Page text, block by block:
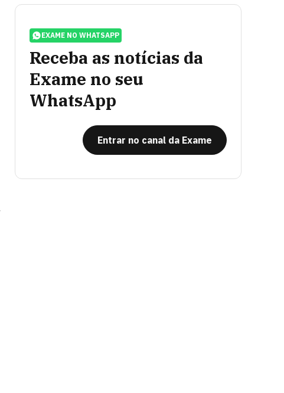
EXAME NO WHATSAPP
Receba as notícias da
Exame no seu
WhatsApp
Entrar no canal da Exame